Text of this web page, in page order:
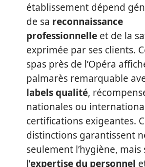
établissement dépend
de sa reconnaissance
professionnelle et de la
exprimée par ses clients.
spas près de l’Opéra
palmarès remarquable
labels qualité,
nationales ou
certifications exigeantes.
distinctions garantissent
seulement l’hygiène,
l’expertise du personnel